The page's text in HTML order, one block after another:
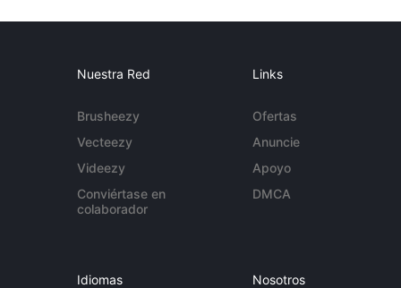
Nuestra Red
Brusheezy
Vecteezy
Videezy
Conviértase en
colaborador
Links
Ofertas
Anuncie
Apoyo
DMCA
Idiomas Nosotros